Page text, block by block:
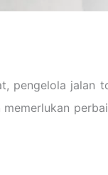
pengelola jalan